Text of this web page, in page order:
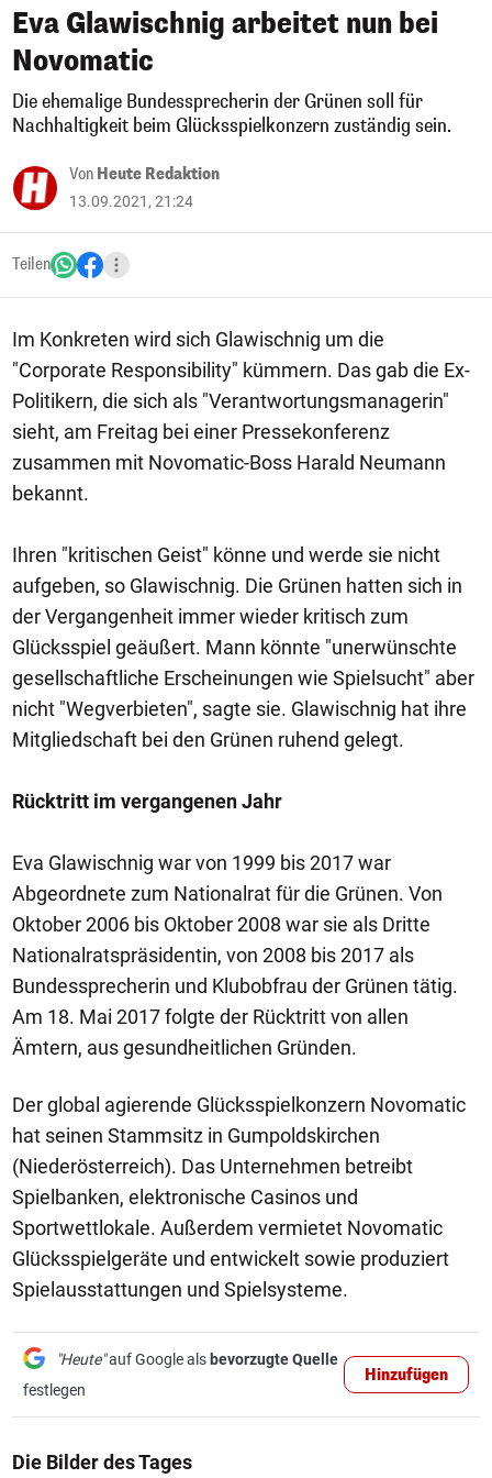
Eva Glawischnig arbeitet nun bei
Novomatic
Die ehemalige Bundessprecherin der Grünen soll für
Nachhaltigkeit beim Glücksspielkonzern zuständig sein.
Von Heute Redaktion
13.09.2021, 21:24
Teilen
Im Konkreten wird sich Glawischnig um die
"Corporate Responsibility" kümmern. Das gab die Ex-
Politikern, die sich als "Verantwortungsmanagerin"
sieht, am Freitag bei einer Pressekonferenz
zusammen mit Novomatic-Boss Harald Neumann
bekannt.
Ihren "kritischen Geist" könne und werde sie nicht
aufgeben, so Glawischnig. Die Grünen hatten sich in
der Vergangenheit immer wieder kritisch zum
Glücksspiel geäußert. Mann könnte "unerwünschte
gesellschaftliche Erscheinungen wie Spielsucht" aber
nicht "Wegverbieten", sagte sie. Glawischnig hat ihre
Mitgliedschaft bei den Grünen ruhend gelegt.
Rücktritt im vergangenen Jahr
Eva Glawischnig war von 1999 bis 2017 war
Abgeordnete zum Nationalrat für die Grünen. Von
Oktober 2006 bis Oktober 2008 war sie als Dritte
Nationalratspräsidentin, von 2008 bis 2017 als
Bundessprecherin und Klubobfrau der Grünen tätig.
Am 18. Mai 2017 folgte der Rücktritt von allen
Ämtern, aus gesundheitlichen Gründen.
Der global agierende Glücksspielkonzern Novomatic
hat seinen Stammsitz in Gumpoldskirchen
(Niederösterreich). Das Unternehmen betreibt
Spielbanken, elektronische Casinos und
Sportwettlokale. Außerdem vermietet Novomatic
Glücksspielgeräte und entwickelt sowie produziert
Spielausstattungen und Spielsysteme.
"Heute"auf Google als bevorzugte Quelle
festlegen
Hinzufügen
Die Bilder des Tages